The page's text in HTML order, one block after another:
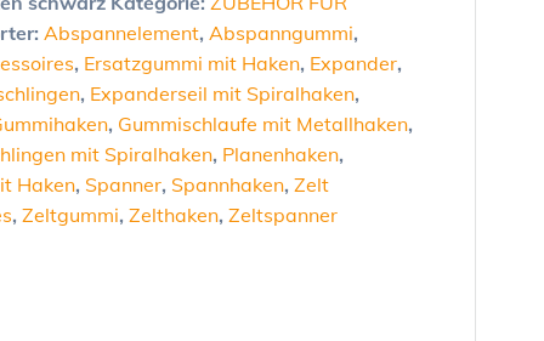
Abspannelement, Abspanngummi,
, Ersatzgummi mit Haken, Expander,
, Expanderseil mit Spiralhaken,
, Gummischlaufe mit Metallhaken,
mit Spiralhaken, Planenhaken,
Haken, Spanner, Spannhaken, Zelt
, Zeltgummi, Zelthaken, Zeltspanner